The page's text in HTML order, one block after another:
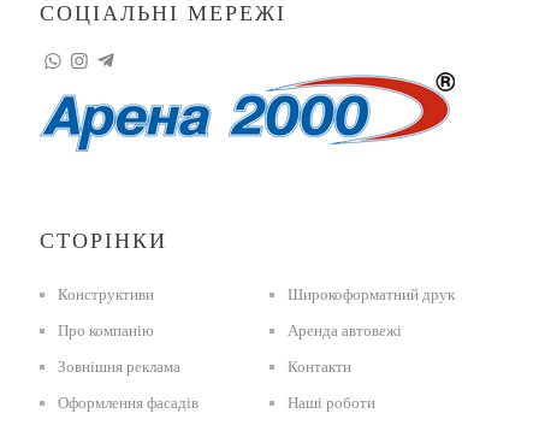
СОЦІАЛЬНІ МЕРЕЖІ
СТОРІНКИ
Конструктиви
Про компанію
Зовнішня реклама
Оформлення фасадів
Широкоформатний друк
Аренда автовежі
Контакти
Наші роботи